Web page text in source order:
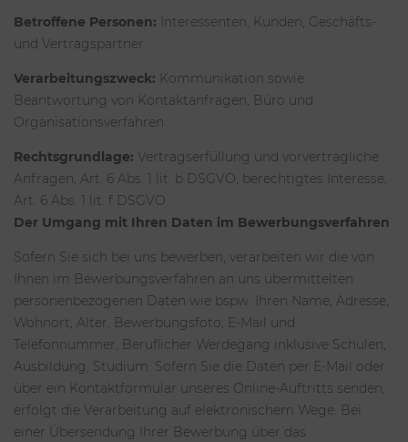
Betroffene Personen:
Interessenten, Kunden, Geschäfts-
und Vertragspartner
Verarbeitungszweck: Kommunikation sowie
Beantwortung von Kontaktanfragen, Büro und
Organisationsverfahren
Rechtsgrundlage: Vertragserfüllung und vorvertragliche
Anfragen, Art. 6 Abs. 1 lit. b DSGVO, berechtigtes Interesse,
Art. 6 Abs. 1 lit. f DSGVO
Der Umgang mit Ihren Daten im Bewerbungsverfahren
Sofern Sie sich bei uns bewerben, verarbeiten wir die von
Ihnen im Bewerbungsverfahren an uns übermittelten
personenbezogenen Daten wie bspw. Ihren Name, Adresse,
Wohnort, Alter, Bewerbungsfoto, E-Mail und
Telefonnummer, Beruflicher Werdegang inklusive Schulen,
Ausbildung, Studium. Sofern Sie die Daten per E-Mail oder
über ein Kontaktformular unseres Online-Auftritts senden,
erfolgt die Verarbeitung auf elektronischem Wege. Bei
einer Übersendung Ihrer Bewerbung über das